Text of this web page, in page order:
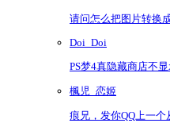
请问怎么把图片转换
Doi_Doi
PS梦4真隐藏商店不
楓児_恋姬
痕兄，发你QQ上一个